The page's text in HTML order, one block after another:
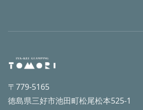
〒779-5165
徳島県三好市池田町松尾松本525-1